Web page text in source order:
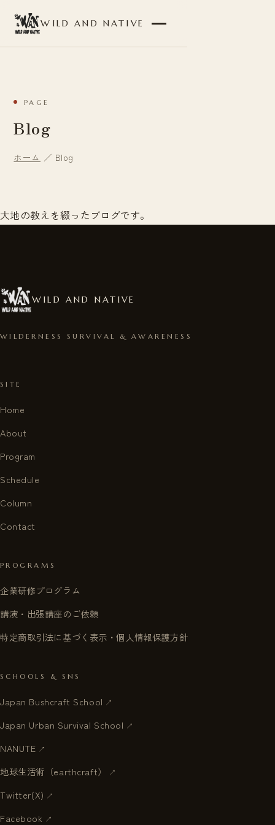
WILD AND NATIVE
PAGE
Blog
ホーム ／ Blog
大地の教えを綴ったブログです。
WILD AND NATIVE
WILDERNESS SURVIVAL & AWARENESS
SITE
Home
About
Program
Schedule
Column
Contact
PROGRAMS
企業研修プログラム
講演・出張講座のご依頼
特定商取引法に基づく表示・個人情報保護方針
SCHOOLS & SNS
Japan Bushcraft School
Japan Urban Survival School
NANUTE
地球生活術（earthcraft）
Twitter(X)
Facebook